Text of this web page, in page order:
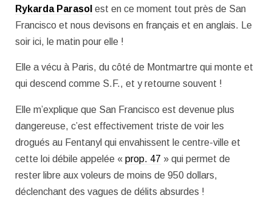
Rykarda Parasol est en ce moment tout près de San
Francisco et nous devisons en français et en anglais. Le
soir ici, le matin pour elle !
Elle a vécu à Paris, du côté de Montmartre qui monte et
qui descend comme S.F., et y retourne souvent !
Elle m’explique que San Francisco est devenue plus
dangereuse, c’est effectivement triste de voir les
drogués au Fentanyl qui envahissent le centre-ville et
cette loi débile appelée « prop. 47 » qui permet de
rester libre aux voleurs de moins de 950 dollars,
déclenchant des vagues de délits absurdes !